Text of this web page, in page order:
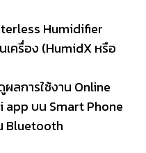
Humidifier
เครื่อง (HumidX หรือ
ลการใช้งาน Online
app บน Smart Phone